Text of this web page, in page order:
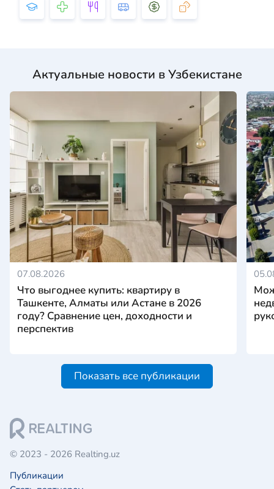
Актуальные новости в Узбекистане
07.08.2026
Что выгоднее купить: квартиру в
Ташкенте, Алматы или Астане в 2026
году? Сравнение цен, доходности и
перспектив
Показать все публикации
© 2023 - 2026 Realting.uz
Публикации